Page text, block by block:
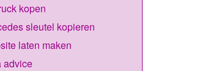
kopen
sleutel kopieren
laten maken
advice